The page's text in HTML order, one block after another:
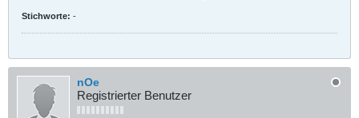
Stichworte: -
nOe
Registrierter Benutzer